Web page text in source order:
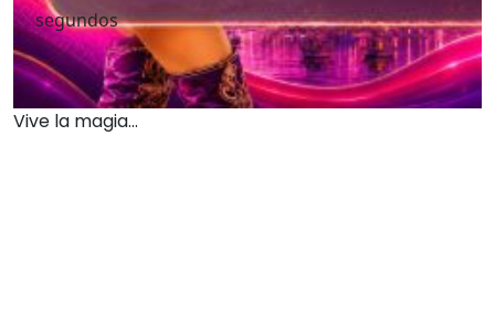
segundos
Vive la magia...